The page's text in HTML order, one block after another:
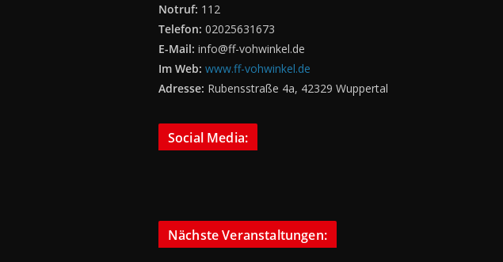
Notruf: 112
Telefon: 02025631673
E-Mail: info@ff-vohwinkel.de
Im Web: www.ff-vohwinkel.de
Adresse: Rubensstraße 4a, 42329 Wuppertal
Social Media:
Nächste Veranstaltungen: